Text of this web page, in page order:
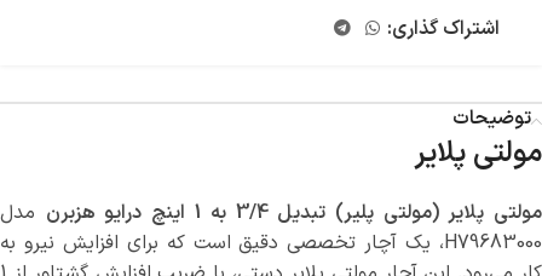
اشتراک گذاری:
توضیحات
مولتی پلایر
مولتی پلایر (مولتی پلیر) تبدیل 3/4 به 1 اینچ درایو هزبرن
مدل
H79683000، یک آچار تخصصی دقیق است که برای افزایش نیرو به